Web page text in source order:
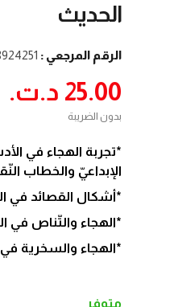
الحديث
الرقم المرجعي :
25.00 د.ت.‏
بدون الضريبة
*تجربة الهجاء في
الإبداعيّ والخطاب
*أشكال القصائد في
*الهجاء والتّناص في
*الهجاء والسخرية
متوفر